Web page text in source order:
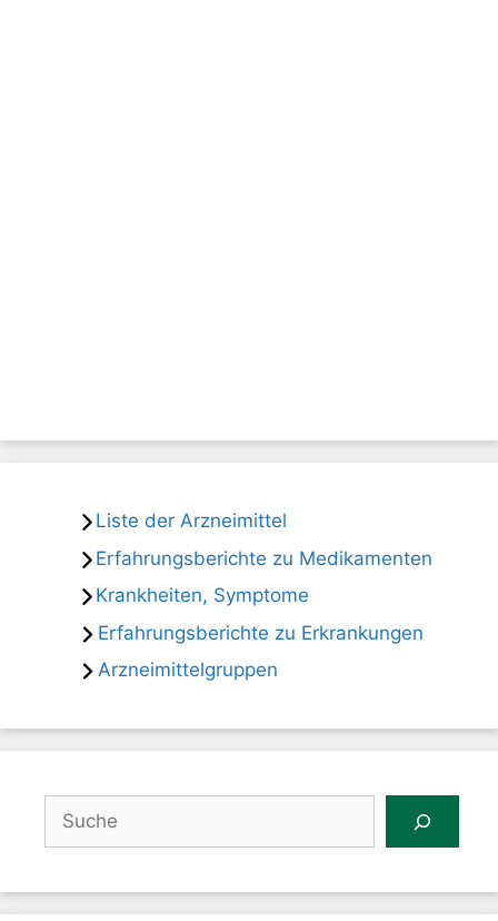
Liste der Arzneimittel
Erfahrungsberichte zu Medikamenten
Krankheiten, Symptome
Erfahrungsberichte zu Erkrankungen
Arzneimittelgruppen
Suchen